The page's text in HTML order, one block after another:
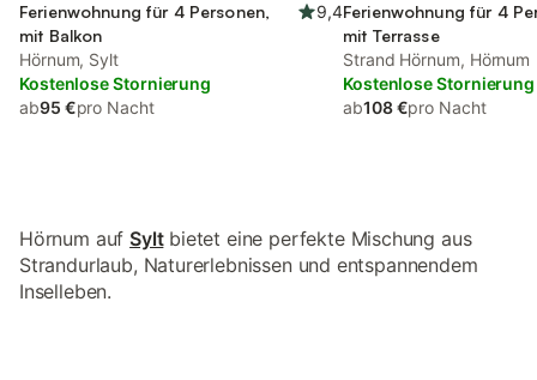
Ferienwohnung für 4 Personen,
mit Balkon
9,4
Hörnum, Sylt
Kostenlose Stornierung
ab95 €pro Nacht
Ferienwohnung für 4
mit Terrasse
Strand Hörnum, Hörnum
Kostenlose Stornierung
ab108 €pro Nacht
Hörnum auf Syltbietet eine perfekte Mischung aus
Strandurlaub, Naturerlebnissen und entspannendem
Inselleben.